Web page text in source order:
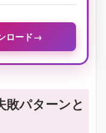
ロード →
敗パターンと